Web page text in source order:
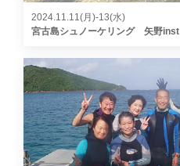
2024.11.11(月)-13(水)
宮古島シュノーケリング 矢野inst